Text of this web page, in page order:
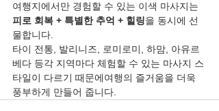
여행지에서만 경험할 수 있는 이색 마사지는
피로 회복 + 특별한 추억 + 힐링을 동시에 선
물합니다.
타이 전통, 발리니즈, 로미로미, 하맘, 아유르
베다 등각 지역마다 체험할 수 있는 마사지 스
타일이 다르기 때문에여행의 즐거움을 더욱
풍부하게 만들어 줍니다.